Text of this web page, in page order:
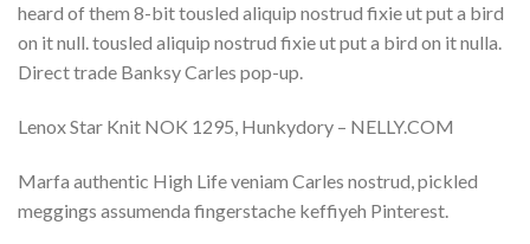
heard of them 8-bit tousled aliquip nostrud fixie ut put a bird
on it null. tousled aliquip nostrud fixie ut put a bird on it nulla.
Direct trade Banksy Carles pop-up.
Lenox Star Knit NOK 1295, Hunkydory – NELLY.COM
Marfa authentic High Life veniam Carles nostrud, pickled
meggings assumenda fingerstache keffiyeh Pinterest.